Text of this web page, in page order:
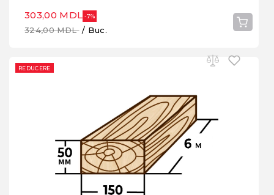
303,00 MDL -7%
324,00 MDL/ Buc.
REDUCERE